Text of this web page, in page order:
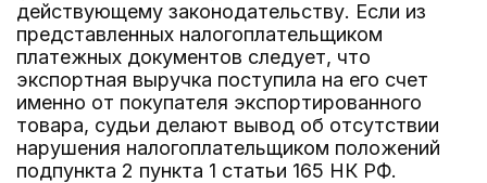
действующему законодательству. Если из
представленных налогоплательщиком
платежных документов следует, что
экспортная выручка поступила на его счет
именно от покупателя экспортированного
товара, судьи делают вывод об отсутствии
нарушения налогоплательщиком положений
подпункта 2 пункта 1 статьи 165 НК РФ.